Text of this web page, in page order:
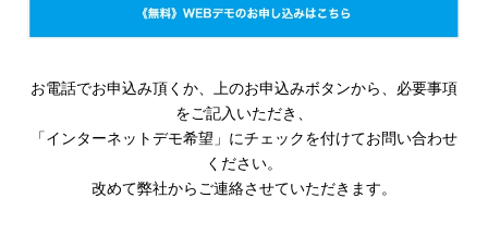
お電話でお申込み頂くか、上のお申込みボタンから、必要事項
をご記入いただき、
「インターネットデモ希望」にチェックを付けてお問い合わせ
ください。
改めて弊社からご連絡させていただきます。